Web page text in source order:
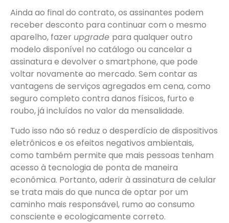
Ainda ao final do contrato, os assinantes podem
receber desconto para continuar com o mesmo
aparelho, fazer upgrade para qualquer outro
modelo disponível no catálogo ou cancelar a
assinatura e devolver o smartphone, que pode
voltar novamente ao mercado. Sem contar as
vantagens de serviços agregados em cena, como
seguro completo contra danos físicos, furto e
roubo, já incluídos no valor da mensalidade.
Tudo isso não só reduz o desperdício de dispositivos
eletrônicos e os efeitos negativos ambientais,
como também permite que mais pessoas tenham
acesso à tecnologia de ponta de maneira
econômica. Portanto,aderir à assinatura de celular
se trata mais do que nunca de optar por um
caminho mais responsável, rumo ao consumo
consciente e ecologicamente correto.